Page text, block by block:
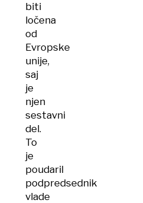
biti
ločena
od
Evropske
unije,
saj
je
njen
sestavni
del.
To
je
poudaril
podpredsednik
vlade